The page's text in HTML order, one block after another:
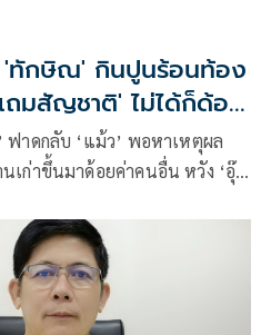
'ทักษิณ' กินปูนร้อนท้อง
ถมสัญชาติ' ไม่ได้ก็ด้อย
ฟาดกลับ ‘แม้ว’ พอหาเหตุผล
เก่าขึ้นมาด้อยค่าคนอื่น หวัง ‘อุ๊
ตู้ห่าว-ทุนจีนสีเทา’ ที่กว้านซื้อ
ตัวเองหรือเปล่า